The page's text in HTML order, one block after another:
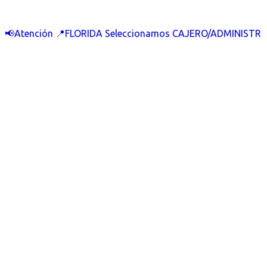
📢Atención 📍FLORIDA Seleccionamos CAJERO/ADMINISTR